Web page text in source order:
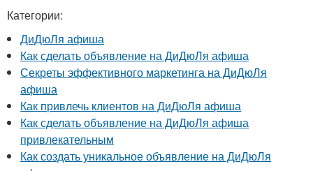
Категории:
ДиДюЛя афиша
Как сделать объявление на ДиДюЛя афиша
Секреты эффективного маркетинга на ДиДюЛя
афиша
Как привлечь клиентов на ДиДюЛя афиша
Как сделать объявление на ДиДюЛя афиша
привлекательным
Как создать уникальное объявление на ДиДюЛя